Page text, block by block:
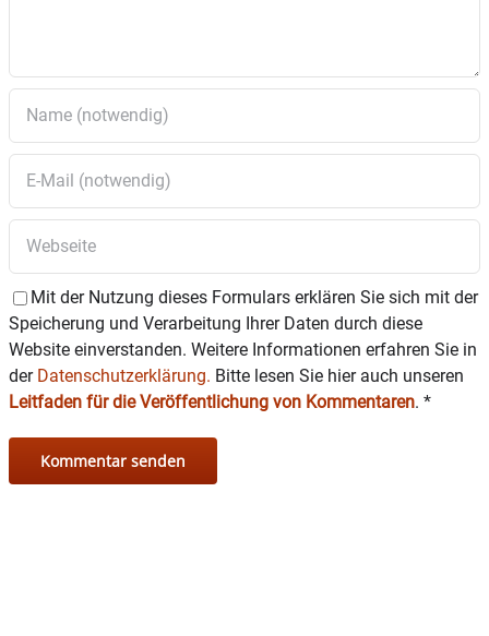
Mit der Nutzung dieses Formulars erklären Sie sich mit der
Speicherung und Verarbeitung Ihrer Daten durch diese
Website einverstanden. Weitere Informationen erfahren Sie in
der Datenschutzerklärung. Bitte lesen Sie hier auch unseren
Leitfaden für die Veröffentlichung von Kommentaren. *